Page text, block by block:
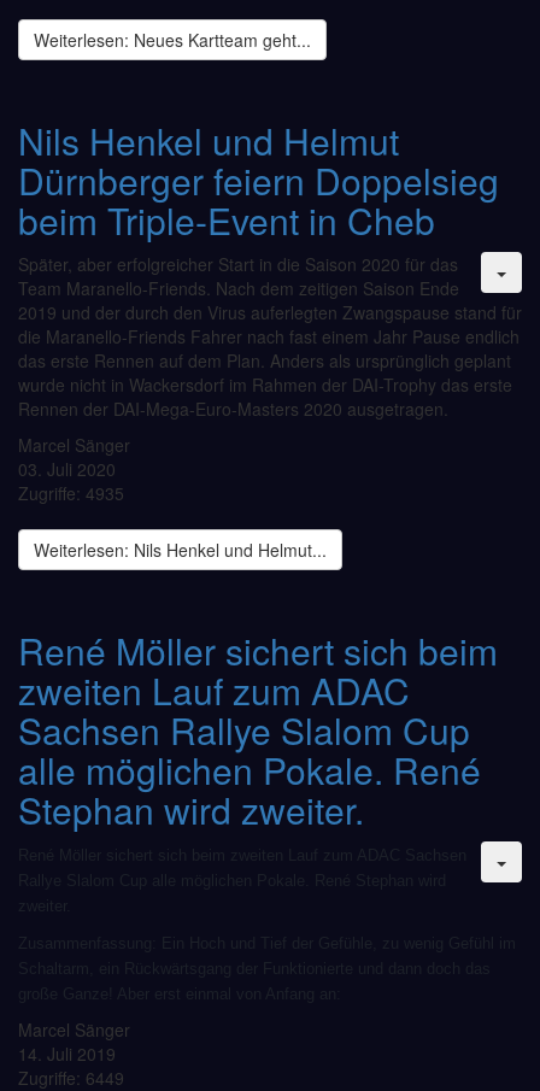
Weiterlesen: Neues Kartteam geht...
Nils Henkel und Helmut
Dürnberger feiern Doppelsieg
beim Triple-Event in Cheb
Später, aber erfolgreicher Start in die Saison 2020 für das
Team Maranello-Friends. Nach dem zeitigen Saison Ende
2019 und der durch den Virus auferlegten Zwangspause stand für
die Maranello-Friends Fahrer nach fast einem Jahr Pause endlich
das erste Rennen auf dem Plan. Anders als ursprünglich geplant
wurde nicht in Wackersdorf im Rahmen der DAI-Trophy das erste
Rennen der DAI-Mega-Euro-Masters 2020 ausgetragen.
Marcel Sänger
03. Juli 2020
Zugriffe: 4935
Weiterlesen: Nils Henkel und Helmut...
René Möller sichert sich beim
zweiten Lauf zum ADAC
Sachsen Rallye Slalom Cup
alle möglichen Pokale. René
Stephan wird zweiter.
René Möller sichert sich beim zweiten Lauf zum ADAC Sachsen
Rallye Slalom Cup alle möglichen Pokale. René Stephan wird
zweiter.
Zusammenfassung: Ein Hoch und Tief der Gefühle, zu wenig Gefühl im
Schaltarm, ein Rückwärtsgang der Funktionierte und dann doch das
große Ganze! Aber erst einmal von Anfang an:
Marcel Sänger
14. Juli 2019
Zugriffe: 6449